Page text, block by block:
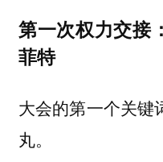
第一次权力交接
菲特
大会的第一个关键
丸。